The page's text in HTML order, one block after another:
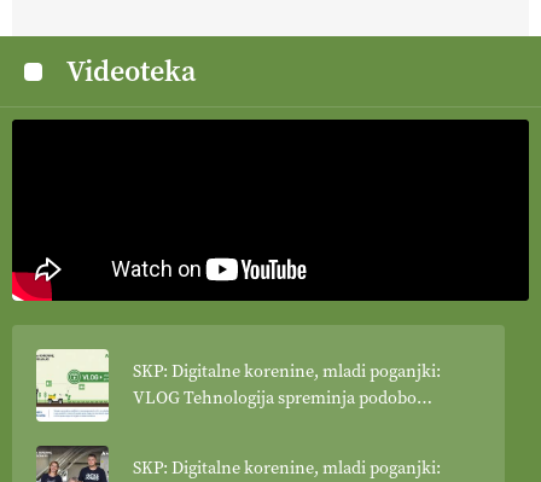
Videoteka
SKP: Digitalne korenine, mladi poganjki:
VLOG Tehnologija spreminja podobo
SKP: Digitalne korenine, mladi poganjki: